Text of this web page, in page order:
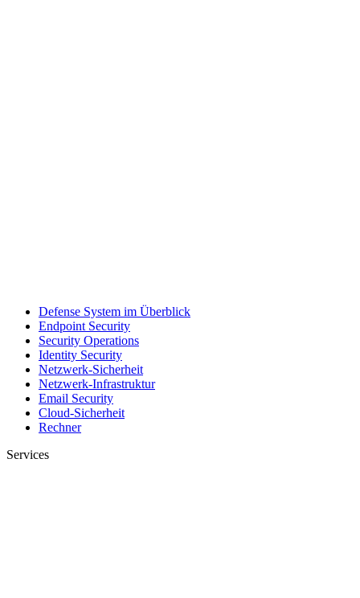
Defense System im Überblick
Endpoint Security
Security Operations
Identity Security
Netzwerk-Sicherheit
Netzwerk-Infrastruktur
Email Security
Cloud-Sicherheit
Rechner
Services